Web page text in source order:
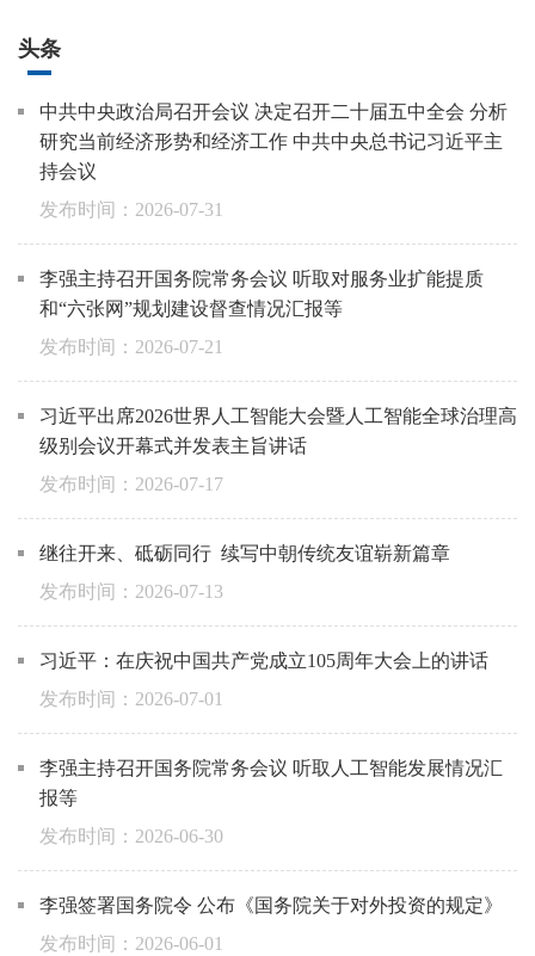
头条
中共中央政治局召开会议 决定召开二十届五中全会 分析
研究当前经济形势和经济工作 中共中央总书记习近平主
持会议
2026-07-31
李强主持召开国务院常务会议 听取对服务业扩能提质
和“六张网”规划建设督查情况汇报等
2026-07-21
习近平出席2026世界人工智能大会暨人工智能全球治理高
级别会议开幕式并发表主旨讲话
2026-07-17
继往开来、砥砺同行 续写中朝传统友谊崭新篇章
2026-07-13
习近平：在庆祝中国共产党成立105周年大会上的讲话
2026-07-01
李强主持召开国务院常务会议 听取人工智能发展情况汇
报等
2026-06-30
李强签署国务院令 公布《国务院关于对外投资的规定》
2026-06-01